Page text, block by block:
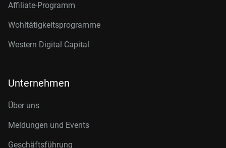
Affiliate-Programm
Wohltätigkeitsprogramme
Western Digital Capital
Unternehmen
Über uns
Meldungen und Events
Geschäftsführung